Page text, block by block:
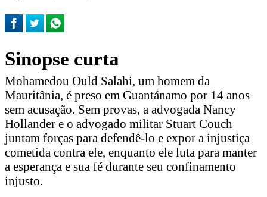
Sinopse curta
Mohamedou Ould Salahi, um homem da
Mauritânia, é preso em Guantánamo por 14 anos
sem acusação. Sem provas, a advogada Nancy
Hollander e o advogado militar Stuart Couch
juntam forças para defendê-lo e expor a injustiça
cometida contra ele, enquanto ele luta para manter
a esperança e sua fé durante seu confinamento
injusto.